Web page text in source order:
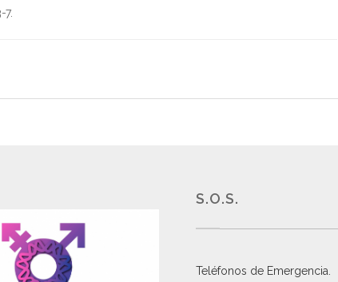
7.
S.O.S.
Teléfonos de Emergencia.